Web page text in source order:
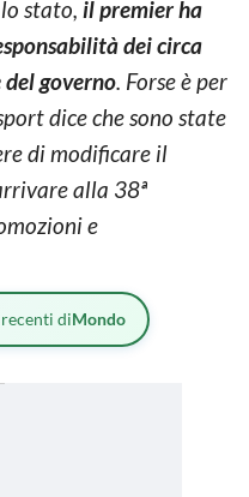
stato, il premier ha
dei circa
governo. Forse è per
dice che sono state
di modificare il
alla 38ª
e
diMondo